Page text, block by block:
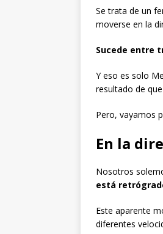
Se trata de un
moverse en la
Sucede entre
Y eso es solo
resultado de
Pero, vayamos
En la
Nosotros
está
Este aparente
diferentes